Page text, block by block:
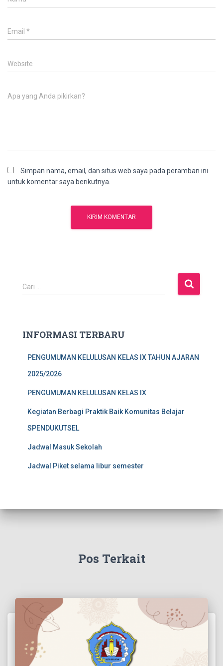
Email *
Website
Apa yang Anda pikirkan?
Simpan nama, email, dan situs web saya pada peramban ini
untuk komentar saya berikutnya.
C
a
n
Cari …
INFORMASI TERBARU
PENGUMUMAN KELULUSAN KELAS IX TAHUN AJARAN
2025/2026
PENGUMUMAN KELULUSAN KELAS IX
Kegiatan Berbagi Praktik Baik Komunitas Belajar
SPENDUKUTSEL
Jadwal Masuk Sekolah
Jadwal Piket selama libur semester
Pos Terkait